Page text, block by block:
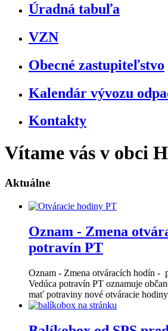
Úradná tabuľa
VZN
Obecné zastupiteľstvo
Kalendár vývozu
Kontakty
Vítame vás v obci
Aktuálne
Oznam - Zmena
potravín PT
Oznam - Zmena otváracích hodín -
Vedúca potravín PT oznamuje
mať potraviny nové otváracie